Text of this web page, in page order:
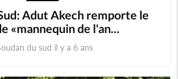
Adut Akech remporte le
«mannequin de l'an...
du sud il y a 6 ans